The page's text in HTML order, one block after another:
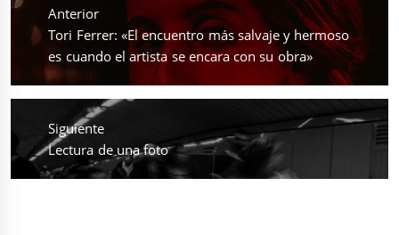
entradas
Anterior
Entrada
anterior:
Tori Ferrer: «El encuentro más salvaje y hermoso
es cuando el artista se encara con su obra»
Siguiente
Entrada
siguiente:
Lectura de una foto